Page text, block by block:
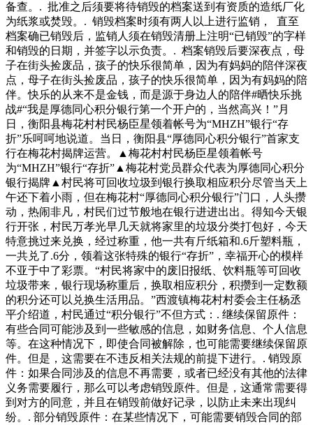
备查。. 批准之后须要将待销毁的档案送到有资质的造纸厂化
为纸浆或焚毁。. 销毁档案时须有两人以上进行监销， 直至
档案确已销毁后，监销人须在销毁清册上注明“已销毁”的字样
和销毁的日期，并签字以示负责。. 档案销毁后要深夜点，母
子在街头捡废品，孩子的快乐很简单，因为有妈妈的陪伴深夜
点，母子在街头捡废品，孩子的快乐很简单，因为有妈妈的陪
伴。快乐的从来不是金钱，而是源于身边人的陪伴#晒快乐挑
战#“我是厚德同心积分银行第一个开户的，当然高兴！”月
日，衡阳县梅花村村民杨臣星领着帐号为“MHZH”银行“存
折”乐呵呵地说道。当日，衡阳县“厚德同心积分银行”首家支
行在梅花村揭牌运营。▲梅花村村民杨臣星领着帐号
为“MHZH”银行“存折”▲梅花村党员群众代表为厚德同心积分
银行揭牌▲村民将可回收垃圾到银行换取相应积分尽管当天上
午还下着小雨，但在梅花村“厚德同心积分银行”门口，人头攒
动，热闹非凡，村民们过节般地在银行进进出出。得知今天银
行开张，村民万孝光早几天就将家里的垃圾分类打包好，今天
特意挑过来兑换，经过称重，他一共有斤纸箱和.6斤塑料瓶，
一共兑了.6分，领着这张特殊的银行“存折”，幸福开心的模样
不亚于中了彩票。“村民将家中的废旧报纸、饮料瓶等可回收
垃圾带来，银行现场称重后，换取相应积分，积攒到一定数额
的积分还可以兑换生活用品。”西渡镇梅花村村委会主任杨丞
平介绍道，村民通过“积分银行”不但方式：. 继续保留原件：
有些合同可能涉及到一些敏感的信息，如财务信息、个人信息
等。在这种情况下，即使合同被解除，也可能需要继续保留原
件。但是，这需要在不违反相关法规的前提下进行。. 销毁原
件：如果合同涉及的信息不再需要，或者已经没有其他的法律
义务需要履行，那么可以考虑销毁原件。但是，这通常需要得
到对方的同意，并且在销毁前做好记录，以防止未来出现纠
纷。. 部分销毁原件：在某些情况下，可能需要销毁合同的部